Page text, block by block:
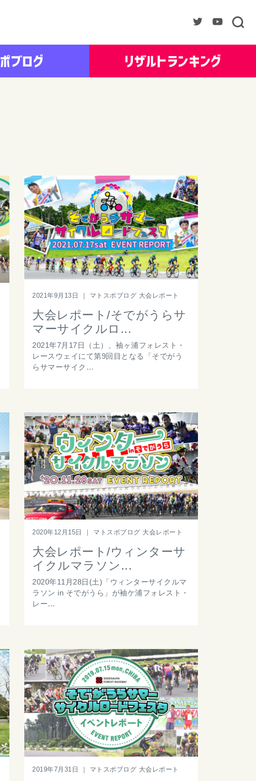
2021年9月13日 ｜ マトスポブログ 大会レポート
大会レポート/そでがうらサ
マーサイクルロ...
2021年7月17日（土）、袖ヶ浦フォレスト・
レースウェイにて第9回目となる「そでがう
らサマーサイク…
2020年12月15日 ｜ マトスポブログ 大会レポート
大会レポート/ウィンターサ
イクルマラソン...
2020年11月28日(土)「ウィンターサイクルマ
ラソン in そでがうら」が袖ケ浦フォレスト・
レー…
2019年7月31日 ｜ マトスポブログ 大会レポート